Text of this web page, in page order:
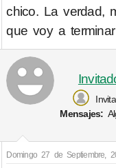
chico. La verdad,
que voy a
Mensajes:
Domingo 27 de Septiembre,